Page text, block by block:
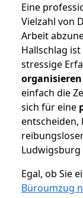
Eine
Vielzahl von
Arbeit
Hallschlag
stressige
organisieren
einfach die
sich für eine
entscheiden,
Ludwigsburg
Egal, ob Sie
Büroumzug